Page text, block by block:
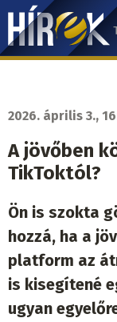
Ugrás
tartalomra
Hírek.sk
navigáció
2026. április 3.,
A jövőben
TikToktól?
Ön is szokta
hozzá, ha a
platform az
is kisegítené
ugyan